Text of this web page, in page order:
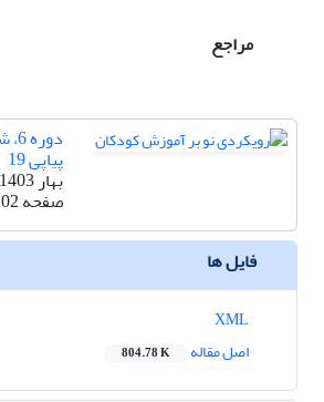
مراجع
پیاپی 19
بهار 1403
صفحه
فایل ها
اصل مقاله
804.78 K